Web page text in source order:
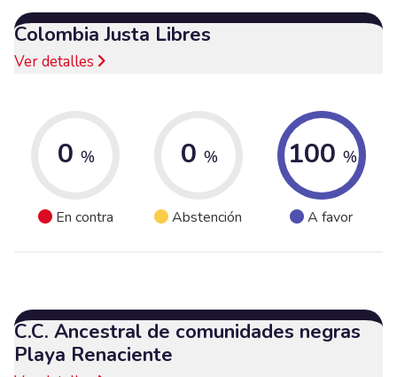
Colombia Justa Libres
Ver detalles
0 %
En contra
0 %
Abstención
100 %
A favor
C.C. Ancestral de comunidades negras
Playa Renaciente